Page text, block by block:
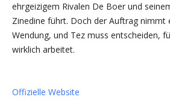
ehrgeizigem Rivalen De Boer und
Zinedine führt. Doch der Auftrag nimmt
Wendung, und Tez muss entscheiden,
wirklich arbeitet.
Offizielle Website